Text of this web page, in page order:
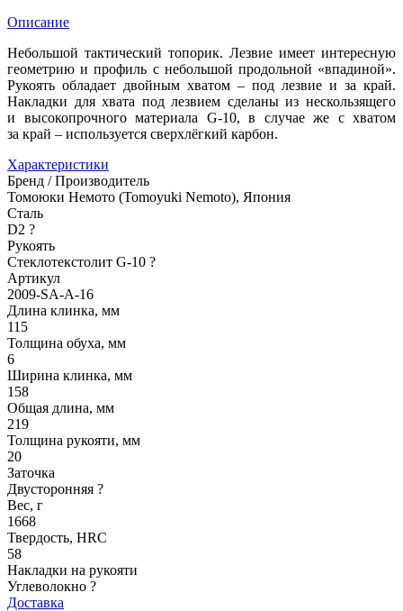
Описание
Небольшой тактический топорик. Лезвие имеет интересную
геометрию и профиль с небольшой продольной «впадиной».
Рукоять обладает двойным хватом – под лезвие и за край.
Накладки для хвата под лезвием сделаны из нескользящего
и высокопрочного материала G-10, в случае же с хватом
за край – используется сверхлёгкий карбон.
Характеристики
Бренд / Производитель
Томоюки Немото (Tomoyuki Nemoto), Япония
Сталь
D2 ?
Рукоять
Стеклотекстолит G-10 ?
Артикул
2009-SA-A-16
Длина клинка, мм
115
Толщина обуха, мм
6
Ширина клинка, мм
158
Общая длина, мм
219
Толщина рукояти, мм
20
Заточка
Двусторонняя ?
Вес, г
1668
Твердость, HRC
58
Накладки на рукояти
Углеволокно ?
Доставка